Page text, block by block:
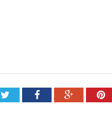
TwitterFacebookGoogle+